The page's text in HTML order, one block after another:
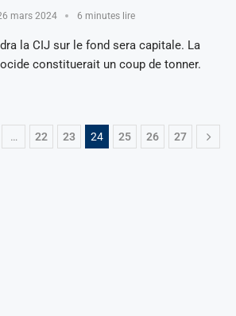
mars 2024 6 minutes lire
la CIJ sur le fond sera capitale. La
constituerait un coup de tonner.
… 22 23 24 25 26 27